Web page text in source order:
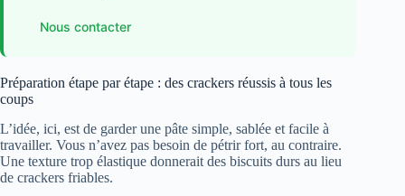
Nous contacter
Préparation étape par étape : des crackers réussis à tous les
coups
L’idée, ici, est de garder une pâte simple, sablée et facile à
travailler. Vous n’avez pas besoin de pétrir fort, au contraire.
Une texture trop élastique donnerait des biscuits durs au lieu
de crackers friables.